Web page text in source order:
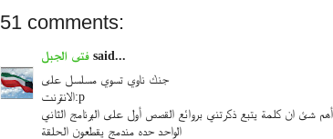
51 comments:
فتى الجبل said...
جنك ناوي تسوي مسلسل على
الانترنت:p
أهم شئ ان كلمة يتبع ذكرتني بروائع القصص أول على البرنامج الثاني
الواحد حده مندمج يقطعون الحلقة